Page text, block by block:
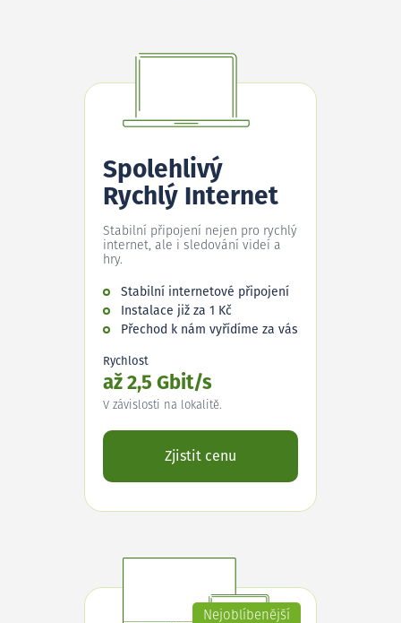
Spolehlivý
Rychlý Internet
Stabilní připojení nejen pro rychlý
internet, ale i sledování videí a
hry.
Stabilní internetové připojení
Instalace již za 1 Kč
Přechod k nám vyřídíme za vás
Rychlost
až 2,5 Gbit/s
V závislosti na lokalitě.
Zjistit cenu
Nejoblíbenější